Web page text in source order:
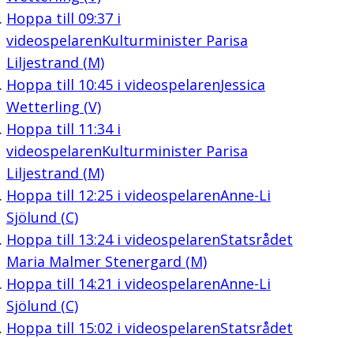
Hoppa till 09:37i
videospelarenKulturminister Parisa
Liljestrand (M)
Hoppa till 10:45i videospelarenJessica
Wetterling (V)
Hoppa till 11:34i
videospelarenKulturminister Parisa
Liljestrand (M)
Hoppa till 12:25i videospelarenAnne-Li
Sjölund (C)
Hoppa till 13:24i videospelarenStatsrådet
Maria Malmer Stenergard (M)
Hoppa till 14:21 i videospelarenAnne-Li
Sjölund (C)
Hoppa till 15:02 i videospelarenStatsrådet